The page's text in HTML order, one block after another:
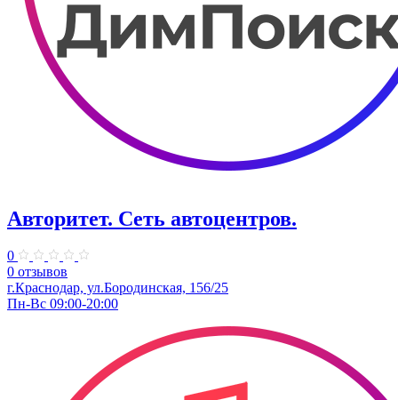
Авторитет. ​Сеть автоцентров.
0
0 отзывов
г.Краснодар, ул.Бородинская, 156/25
Пн-Вс 09:00-20:00